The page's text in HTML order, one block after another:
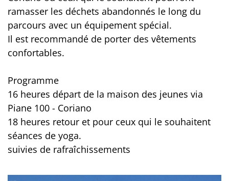
ramasser les déchets abandonnés le long du
parcours avec un équipement spécial.
Il est recommandé de porter des vêtements
confortables.
Programme
16 heures départ de la maison des jeunes via
Piane 100 - Coriano
18 heures retour et pour ceux qui le souhaitent
séances de yoga.
suivies de rafraîchissements